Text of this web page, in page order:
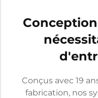
Conçus avec 19
fabrication, nos